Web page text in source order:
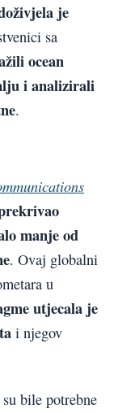
je
sa
ocean
i analizirali
.
manje od
. Ovaj globalni
u
utjecala je
i njegov
bile potrebne